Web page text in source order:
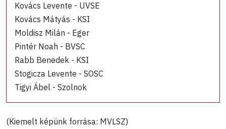
Kovács Levente - UVSE
Kovács Mátyás - KSI
Moldisz Milán - Eger
Pintér Noah - BVSC
Rabb Benedek - KSI
Stogicza Levente - SOSC
Tigyi Ábel - Szolnok
(Kiemelt képünk forrása: MVLSZ)